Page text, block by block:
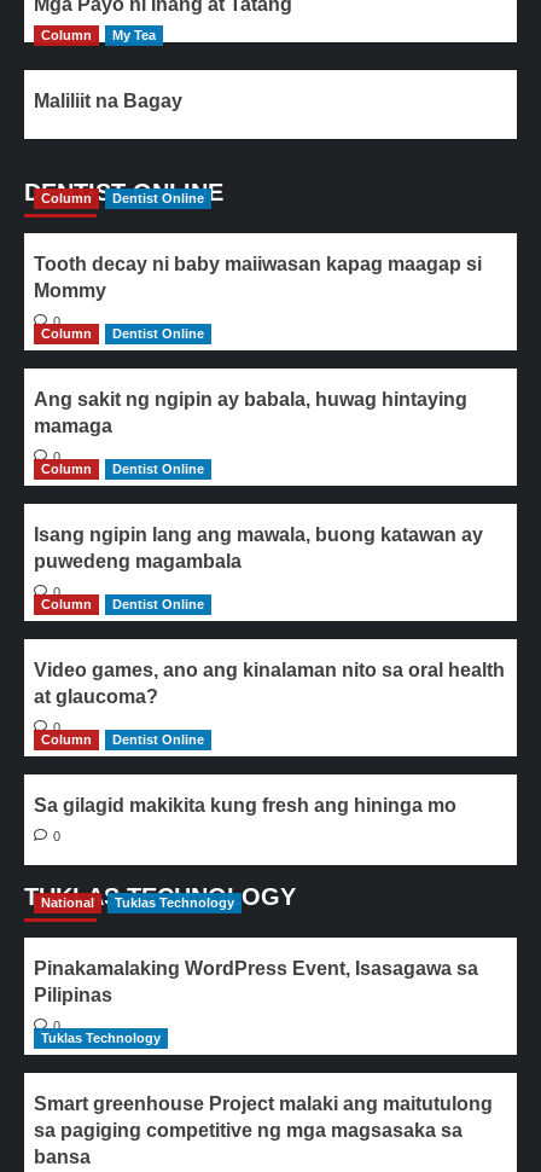
Mga Payo ni Inang at Tatang
Column My Tea
Maliliit na Bagay
DENTIST ONLINE
Column Dentist Online
Tooth decay ni baby maiiwasan kapag maagap si
Mommy
0
Column
Dentist Online
Ang sakit ng ngipin ay babala, huwag hintaying
mamaga
0
Column
Dentist Online
Isang ngipin lang ang mawala, buong katawan ay
puwedeng magambala
0
Column
Dentist Online
Video games, ano ang kinalaman nito sa oral health
at glaucoma?
0
Column
Dentist Online
Sa gilagid makikita kung fresh ang hininga mo
0
TUKLAS TECHNOLOGY
National Tuklas Technology
Pinakamalaking WordPress Event, Isasagawa sa
Pilipinas
0
Tuklas Technology
Smart greenhouse Project malaki ang maitutulong
sa pagiging competitive ng mga magsasaka sa
bansa